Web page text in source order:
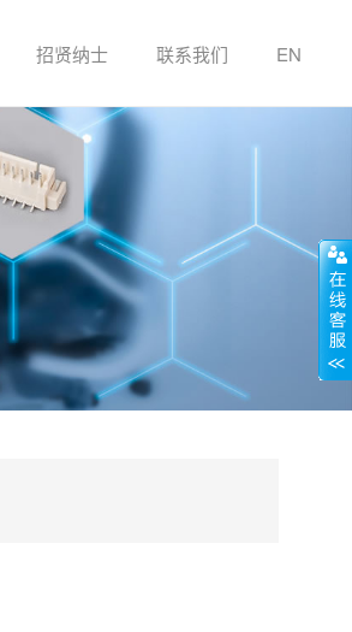
招贤纳士 联系我们 EN